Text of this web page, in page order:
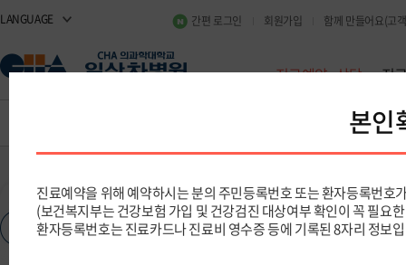
LANGUAGE 간편 로그인 회원가입 함께 만들어요(고
진료예약·상담 진
진료일정